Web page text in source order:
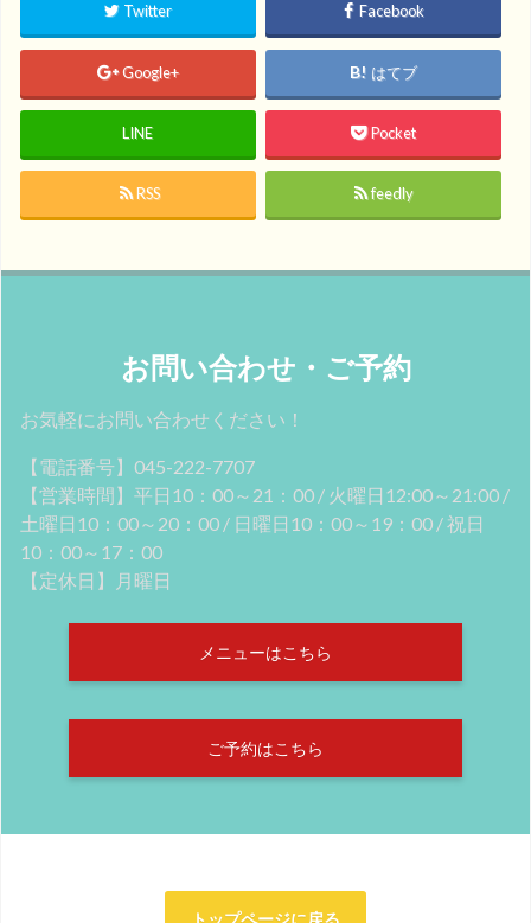
Twitter Facebook
Google+ はてブ
LINE Pocket
RSS feedly
お問い合わせ・ご予約
お気軽にお問い合わせください！
【電話番号】045-222-7707
【営業時間】平日10：00～21：00 / 火曜日12:00～21:00 /
土曜日10：00～20：00 / 日曜日10：00～19：00 / 祝日
10：00～17：00
【定休日】月曜日
メニューはこちら
ご予約はこちら
トップページに戻る